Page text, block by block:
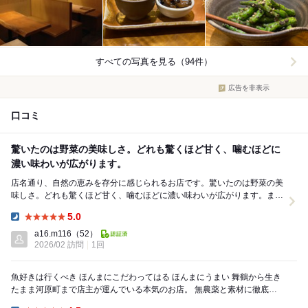
すべての写真を見る（94件）
広告を非表示
口コミ
驚いたのは野菜の美味しさ。どれも驚くほど甘く、噛むほどに
濃い味わいが広がります。
店名通り、自然の恵みを存分に感じられるお店です。驚いたのは野菜の美
味しさ。どれも驚くほど甘く、噛むほどに濃い味わいが広がります。ま
5.0
a16.m116 （52）
2026/02 訪問
1回
魚好きは行くべき ほんまにこだわってはる ほんまにうまい 舞鶴から生き
たまま河原町まで店主が運んでいる本気のお店。 無農薬と素材に徹底的